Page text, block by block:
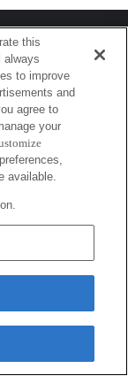
this
always
to improve
and
agree to
your
available.